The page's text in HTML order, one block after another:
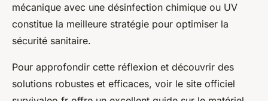
mécanique avec une désinfection chimique ou UV
constitue la meilleure stratégie pour optimiser la
sécurité sanitaire.
Pour approfondir cette réflexion et découvrir des
solutions robustes et efficaces, voir le site officiel